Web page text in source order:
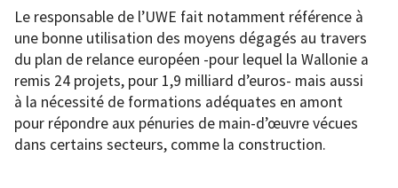
Le responsable de l’UWE fait notamment référence à
une bonne utilisation des moyens dégagés au travers
du plan de relance européen -pour lequel la Wallonie a
remis 24 projets, pour 1,9 milliard d’euros- mais aussi
à la nécessité de formations adéquates en amont
pour répondre aux pénuries de main-d’œuvre vécues
dans certains secteurs, comme la construction.